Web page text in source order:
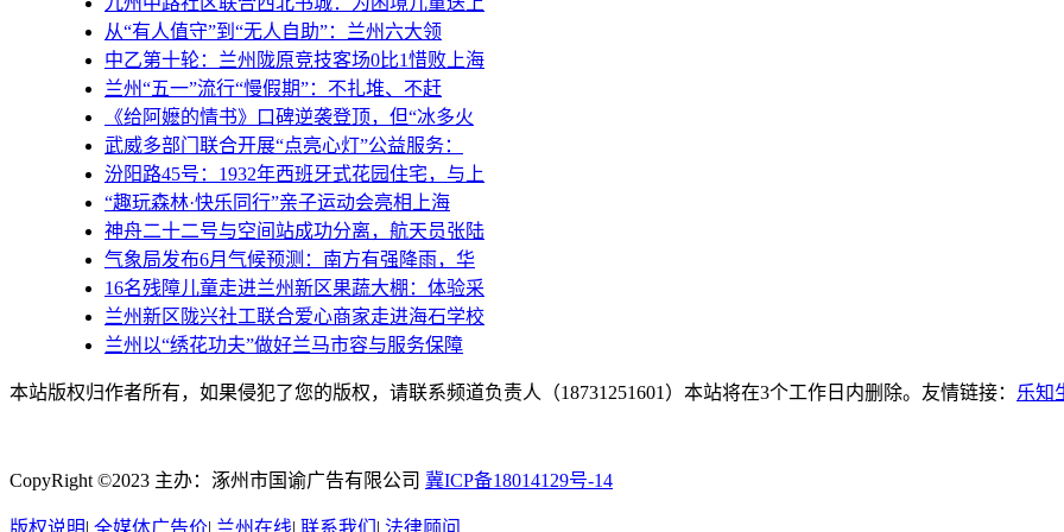
从“有人值守”到“无人自助”：兰州六大领
中乙第十轮：兰州陇原竞技客场0比1惜败上海
兰州“五一”流行“慢假期”：不扎堆、不赶
《给阿嬷的情书》口碑逆袭登顶，但“冰多火
武威多部门联合开展“点亮心灯”公益服务：
汾阳路45号：1932年西班牙式花园住宅，与上
“趣玩森林·快乐同行”亲子运动会亮相上海
神舟二十二号与空间站成功分离，航天员张陆
气象局发布6月气候预测：南方有强降雨，华
16名残障儿童走进兰州新区果蔬大棚：体验采
兰州新区陇兴社工联合爱心商家走进海石学校
兰州以“绣花功夫”做好兰马市容与服务保障
本站版权归作者所有，如果侵犯了您的版权，请联系频道负责人（18731251601）本站将在3个工作日内删除。友情链接： 乐知
CopyRight ©2023 主办：涿州市国谕广告有限公司 冀ICP备18014129号-14
版权说明| 全媒体广告价| 兰州在线| 联系我们 | 法律顾问